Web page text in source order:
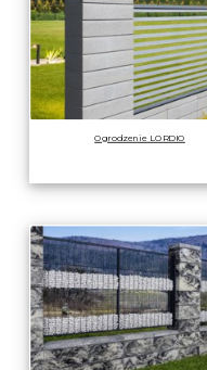
Ogrodzenie LORDIO